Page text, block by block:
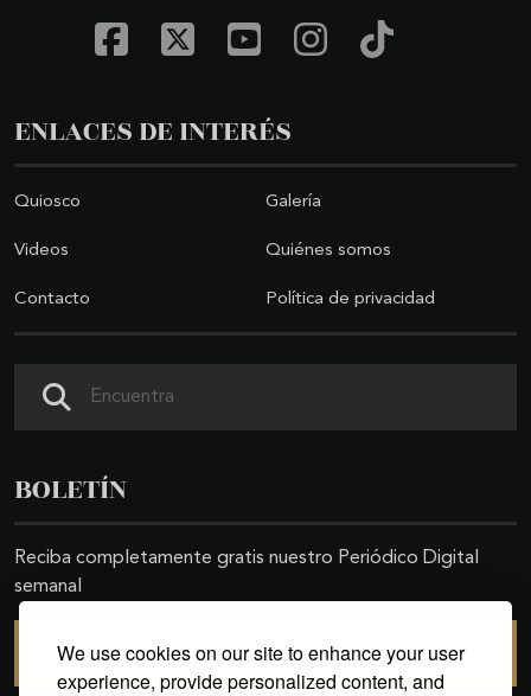
We use cookies on our site to enhance your user
experience, provide personalized content, and
ENLACES DE INTERÉS
Quiosco Galería
Videos Quiénes somos
Contacto Política de privacidad
BOLETÍN
Reciba completamente gratis nuestro Periódico Digital
semanal
SUSCRIBIRSE